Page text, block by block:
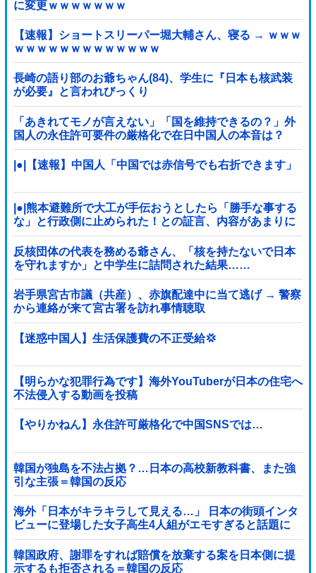
に変更ｗｗｗｗｗｗｗ
【速報】ショートスリーパー堀大輔さん、寝る → ｗｗｗ
ｗｗｗｗｗｗｗｗｗｗｗｗｗ
長崎の語り部のお爺ちゃん(84)、学生に『日本も核武装
が必要』と言われびっくり
「あきれてモノが言えない」「国を維持できるの？」外
国人の永住許可要件の厳格化で在日中国人の本音は？
|●|【速報】中国人「中国では赤信号でも右折できます」
|●|熊本避難所で大工が手伝おうとしたら「勝手な事する
な」と行政側に止められた！との証言、内容があまりに
胡散臭すぎた結果……
反核団体の代表を務める爺さん、「核を持たないで日本
を守れますか」と中学生に詰問された結果……
岩手県宮古市議（共産）、赤旗配達中に当て逃げ → 警察
から連絡が来て宮古署を訪れ事情聴取
【迷惑中国人】生活保護費の不正受給💢
【明らかな犯罪行為です】海外YouTuberが日本の住宅へ
不法侵入する動画を投稿
【やりかねん】永住許可厳格化で中国SNSでは…
韓国が独島を不法占拠？…日本の高校新教科書、また強
引な主張＝韓国の反応
海外「日本がキラキラして見える…」 日本の街頭インタ
ビューに登場した女子高生4人組がエモすぎると話題に
韓国政府、謝罪をすれば賠償を放棄する案を日本側に提
示するも拒否される＝韓国の反応